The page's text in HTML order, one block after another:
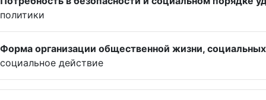
политики
Форма организации общественной жизни,
социальное действие